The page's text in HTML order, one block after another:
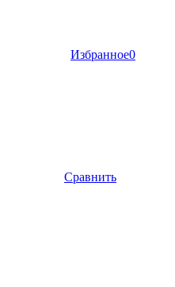
Избранное0
Сравнить